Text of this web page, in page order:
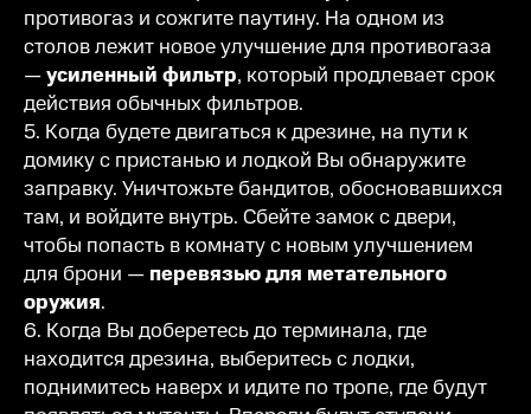
противогаз и сожгите паутину. На одном из
столов лежит новое улучшение для противогаза
—усиленный фильтр, который продлевает срок
действия обычных фильтров.
5. Когда будете двигаться к дрезине, на пути к
домику с пристанью и лодкой Вы обнаружите
заправку. Уничтожьте бандитов, обосновавшихся
там, и войдите внутрь. Сбейте замок с двери,
чтобы попасть в комнату с новым улучшением
для брони — перевязью для метательного
оружия.
6. Когда Вы доберетесь до терминала, где
находится дрезина, выберитесь с лодки,
поднимитесь наверх и идите по тропе, где будут